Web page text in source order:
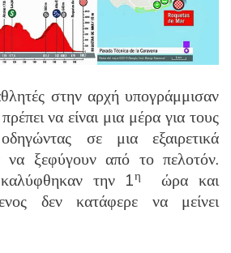
στην αρχή υπογράμμισαν
να είναι μια μέρα για τους
σε μια εξαιρετικά
ξεφύγουν από το πελοτόν.
την 1η
ώρα και
δεν κατάφερε να μείνει